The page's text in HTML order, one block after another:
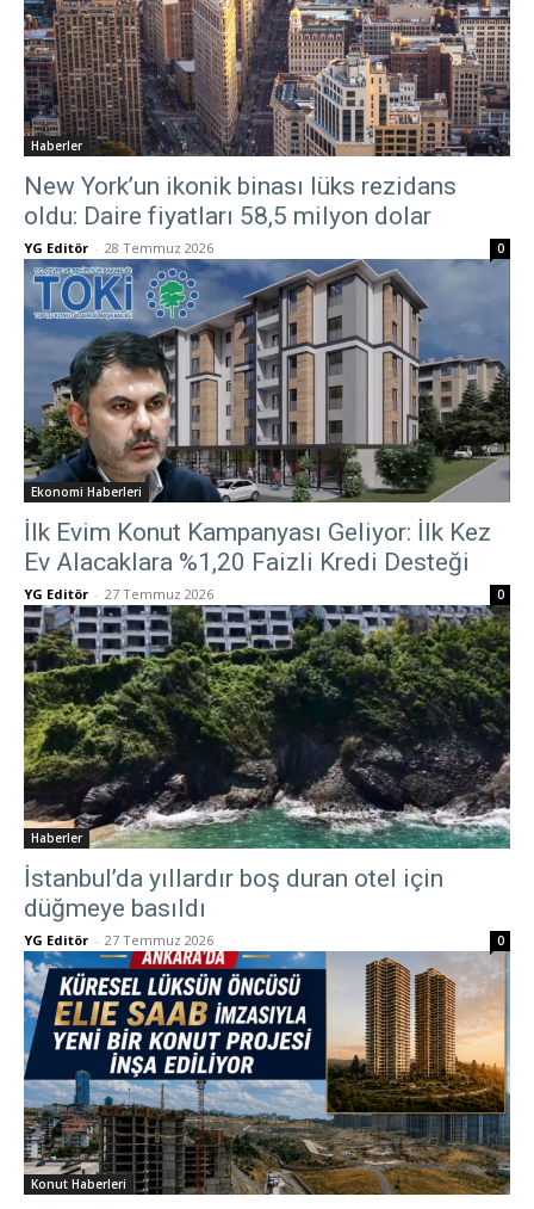
Haberler
New York’un ikonik binası lüks rezidans
oldu: Daire fiyatları 58,5 milyon dolar
YG Editör - 28 Temmuz 2026 0
Ekonomi Haberleri
İlk Evim Konut Kampanyası Geliyor: İlk Kez
Ev Alacaklara %1,20 Faizli Kredi Desteği
YG Editör - 27 Temmuz 2026 0
Haberler
İstanbul’da yıllardır boş duran otel için
düğmeye basıldı
YG Editör - 27 Temmuz 2026 0
Konut Haberleri